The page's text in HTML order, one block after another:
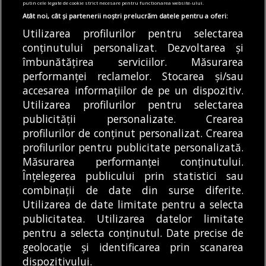
continuat și în iulie. Care este stadiul
viitoarelor stații de metrou
Știri
Restricții de circulație pe Strada Witting. Se
fac lucrări la rețeaua de termoficare
MODIFICĂ SETĂRILE COOKIES
© Copyright 2025 - Buletin de București.
Găzduit dePresslabs.com. Powered by TRS Design.
Despre
Noi
Media
Kit
Politică De
Confidențialitate
Cookie
Policy (EU)
Cookie
Policy
putin cele legate de cookie strict necesare pentru functionarea website-ului.
Atât noi, cât și partenerii noștri prelucrăm datele pentru a oferi:
Utilizarea profilurilor pentru selectarea
conținutului personalizat. Dezvoltarea și
îmbunătățirea serviciilor. Măsurarea
performanței reclamelor. Stocarea și/sau
accesarea informațiilor de pe un dispozitiv.
Utilizarea profilurilor pentru selectarea
publicității personalizate. Crearea
profilurilor de conținut personalizat. Crearea
profilurilor pentru publicitate personalizată.
Măsurarea performanței conținutului.
Înțelegerea publicului prin statistici sau
combinații de date din surse diferite.
Utilizarea de date limitate pentru a selecta
publicitatea. Utilizarea datelor limitate
pentru a selecta conținutul. Date precise de
geolocație și identificarea prin scanarea
dispozitivului.